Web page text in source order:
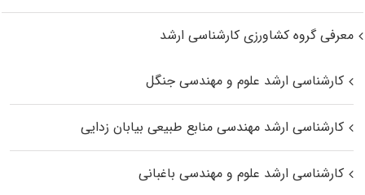
معرفی گروه کشاورزی کارشناسی ارشد
کارشناسی ارشد علوم و مهندسی جنگل
کارشناسی ارشد مهندسی منابع طبیعی بیابان زدایی
کارشناسی ارشد علوم و مهندسی باغبانی